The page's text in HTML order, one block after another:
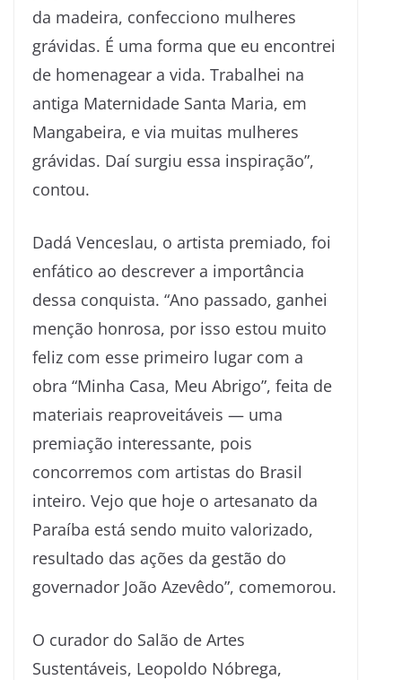
da madeira, confecciono mulheres
grávidas. É uma forma que eu encontrei
de homenagear a vida. Trabalhei na
antiga Maternidade Santa Maria, em
Mangabeira, e via muitas mulheres
grávidas. Daí surgiu essa inspiração”,
contou.
Dadá Venceslau, o artista premiado, foi
enfático ao descrever a importância
dessa conquista. “Ano passado, ganhei
menção honrosa, por isso estou muito
feliz com esse primeiro lugar com a
obra “Minha Casa, Meu Abrigo”, feita de
materiais reaproveitáveis — uma
premiação interessante, pois
concorremos com artistas do Brasil
inteiro. Vejo que hoje o artesanato da
Paraíba está sendo muito valorizado,
resultado das ações da gestão do
governador João Azevêdo”, comemorou.
O curador do Salão de Artes
Sustentáveis, Leopoldo Nóbrega,